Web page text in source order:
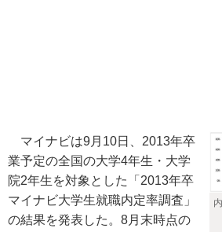
マイナビは9月10日、2013年卒
業予定の全国の大学4年生・大学
院2年生を対象とした「2013年卒
マイナビ大学生就職内定率調査」
の結果を発表した。8月末時点の